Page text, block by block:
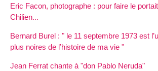
Eric Facon, photographe : pour faire le
Chilien...
Bernard Burel : " le 11 septembre 1973 est
plus noires de l’histoire de ma vie "
Jean Ferrat chante à "don Pablo Neruda"